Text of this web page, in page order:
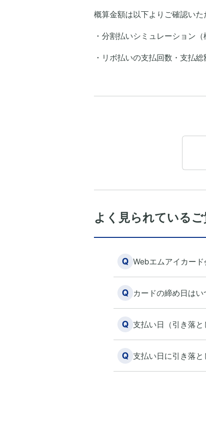
概算金額は以下よりご確認いた
・分割払いシミュレーション
・リボ払いの支払回数・支払
よく見られているご
Q Webエムアイカー
Q カードの締め日は
Q 支払い日（引き落
Q 支払い日に引き落